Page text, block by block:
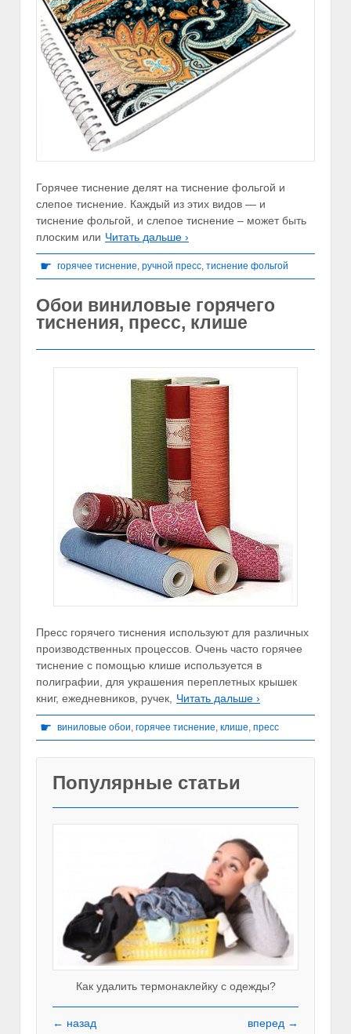
Горячее тиснение делят на тиснение фольгой и
слепое тиснение. Каждый из этих видов — и
тиснение фольгой, и слепое тиснение ­– может быть
плоским или Читать дальше ›
☛ горячее тиснение ручной пресс тиснение фольгой
Обои виниловые горячего
тиснения, пресс, клише
Пресс горячего тиснения используют для различных
производственных процессов. Очень часто горячее
тиснение с помощью клише используется в
полиграфии, для украшения переплетных крышек
книг, ежедневников, ручек,
Читать дальше ›
☛ виниловые обои горячее тиснение клише пресс
Популярные статьи
Как удалить термонаклейку с одежды?
← назад вперед →